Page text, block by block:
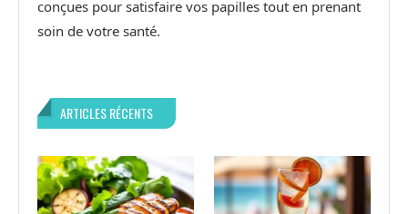
conçues pour satisfaire vos papilles tout en prenant
soin de votre santé.
ARTICLES RÉCENTS